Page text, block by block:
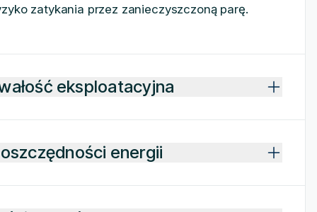
zatykania przez zanieczyszczoną parę.
eksploatacyjna
energii